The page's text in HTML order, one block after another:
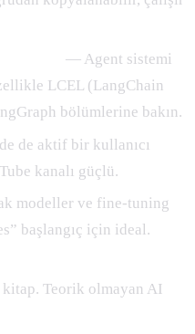
— Agent sistemi
LCEL (LangChain
bölümlerine bakın.
de aktif bir kullanıcı
kanalı güçlü.
modeller ve fine-tuning
başlangıç için ideal.
Teorik olmayan AI